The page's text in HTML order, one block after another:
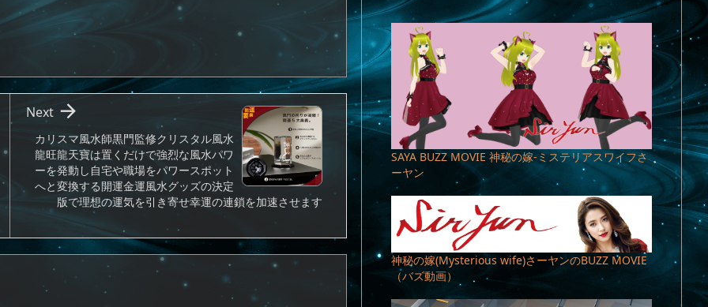
カリスマ風水師黒門監修クリスタル風水
龍旺龍天寶は置くだけで強烈な風水パワ
ーを発動し自宅や職場をパワースポット
へと変換する開運金運風水グッズの決定
版で理想の運気を引き寄せ幸運の連鎖を加速させます

Next
SAYA BUZZ MOVIE 神秘の嫁-ミステリアスワイフさ
ーヤン
神秘の嫁(Mysterious wife)さーヤンのBUZZ MOVIE
（バズ動画）